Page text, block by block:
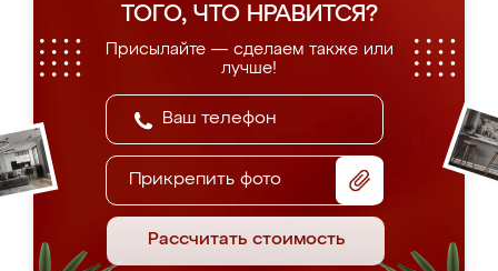
ТОГО, ЧТО НРАВИТСЯ?
Присылайте — сделаем также или
лучше!
Прикрепить фото
Рассчитать стоимость